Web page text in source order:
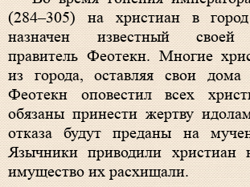
(284–305) на христиан в
назначен известный своей
правитель Феотекн. Многие
из города, оставляя свои
Феотекн оповестил всех
обязаны принести жертву
отказа будут преданы на
Язычники приводили христиан
имущество их расхищали.